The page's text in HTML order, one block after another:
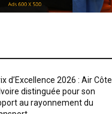
d’Excellence 2026 : Air Côte
distinguée pour son
au rayonnement du